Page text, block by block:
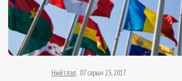
Нийтлэл 07 сарын 23, 2017